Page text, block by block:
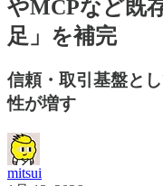
やMCPなど既
足」を補完
信頼・取引基盤と
性が増す
mitsui